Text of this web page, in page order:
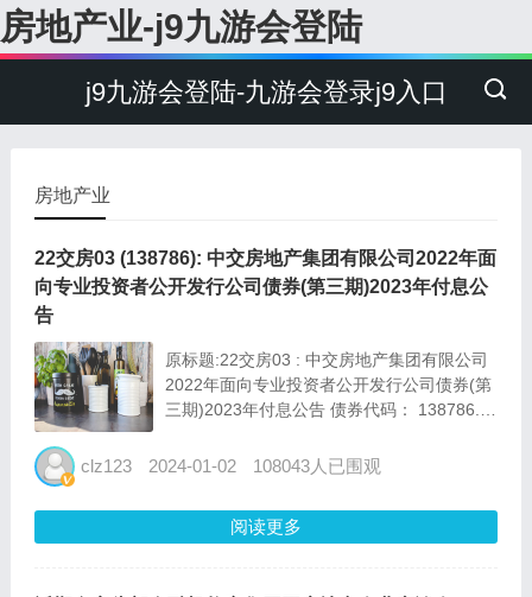
房地产业-j9九游会登陆
j9九游会登陆-九游会登录j9入口
房地产业
22交房03 (138786): 中交房地产集团有限公司2022年面
向专业投资者公开发行公司债券(第三期)2023年付息公
告
原标题:22交房03 : 中交房地产集团有限公司
2022年面向专业投资者公开发行公司债券(第
三期)2023年付息公告 债券代码： 138786.sh
司2022年面向专业投资者公 开发行公司债券
clz123 2024-01-02 108043人已围观
阅读更多